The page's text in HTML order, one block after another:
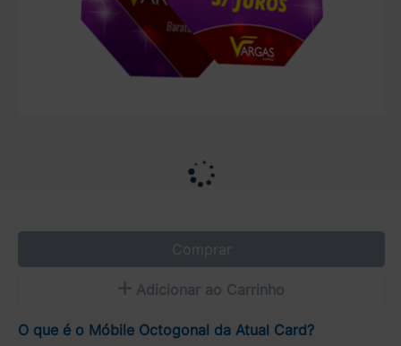
Comprar
Adicionar ao Carrinho
O que é o Móbile Octogonal da Atual Card?